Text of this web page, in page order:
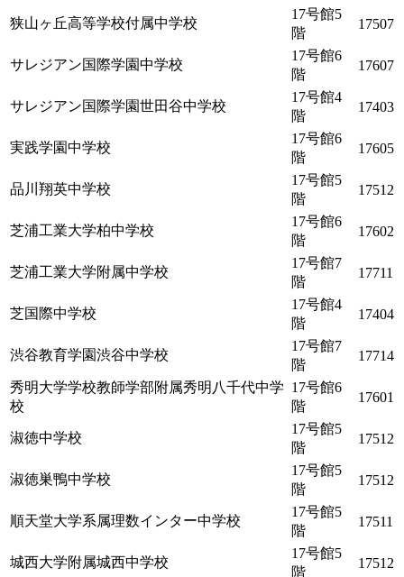
狭山ヶ丘高等学校付属中学校
17号館5
階
17507
サレジアン国際学園中学校
17号館6
階
17607
サレジアン国際学園世田谷中学校
17号館4
階
17403
実践学園中学校
17号館6
階
17605
品川翔英中学校
17号館5
階
17512
芝浦工業大学柏中学校
17号館6
階
17602
芝浦工業大学附属中学校
17号館7
階
17711
芝国際中学校
17号館4
階
17404
渋谷教育学園渋谷中学校
17号館7
階
17714
秀明大学学校教師学部附属秀明八千代中学
校
17号館6
階
17601
淑徳中学校
17号館5
階
17512
淑徳巣鴨中学校
17号館5
階
17512
順天堂大学系属理数インター中学校
17号館5
階
17511
城西大学附属城西中学校
17号館5
階
17512